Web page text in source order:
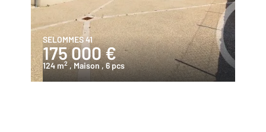
SELOMMES 41
175 000 €
124 m2 , Maison , 6 pcs